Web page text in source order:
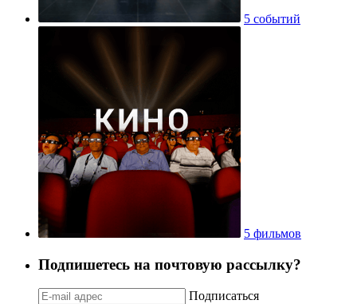
5 событий
5 фильмов
Подпишетесь на почтовую рассылку?
Подписаться